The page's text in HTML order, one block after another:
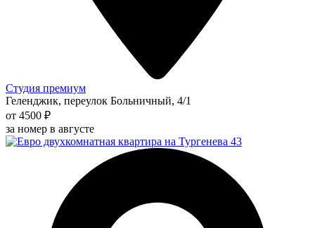
Студия премиум
Геленджик, переулок Больничный, 4/1
от 4500 ₽
за номер в августе